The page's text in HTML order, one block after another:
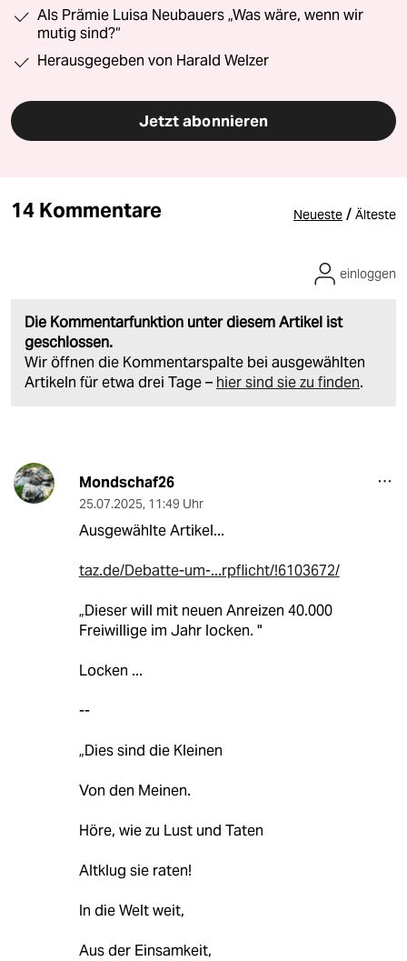
Als Prämie Luisa Neubauers „Was wäre, wenn wir
mutig sind?“
Herausgegeben von Harald Welzer
Jetzt abonnieren
14 Kommentare Neueste / Älteste
Die Kommentarfunktion unter diesem Artikel ist
geschlossen.
Wir öffnen die Kommentarspalte bei ausgewählten
Artikeln für etwa drei Tage – hier sind sie zu finden.
einloggen
Mondschaf26
25.07.2025, 11:49 Uhr
Ausgewählte Artikel...
taz.de/Debatte-um-...rpflicht/!6103672/
„Dieser will mit neuen Anreizen 40.000
Freiwillige im Jahr locken. "
Locken ...
--
„Dies sind die Kleinen
Von den Meinen.
Höre, wie zu Lust und Taten
Altklug sie raten!
In die Welt weit,
Aus der Einsamkeit,